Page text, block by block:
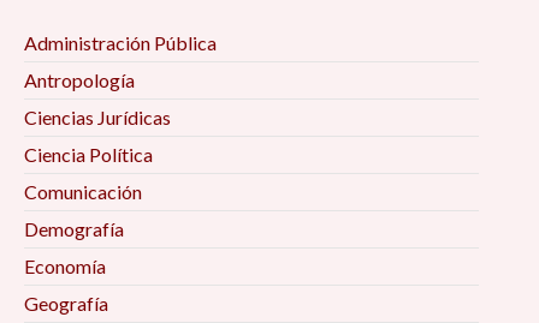
Administración Pública
Antropología
Ciencias Jurídicas
Ciencia Política
Comunicación
Demografía
Economía
Geografía